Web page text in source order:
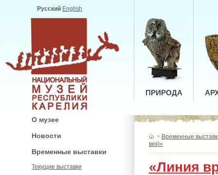
Русский English
ПРИРОДА
О музее
Новости
Временные выставки
Текущие выставки
> Временные
век)»
«Линия